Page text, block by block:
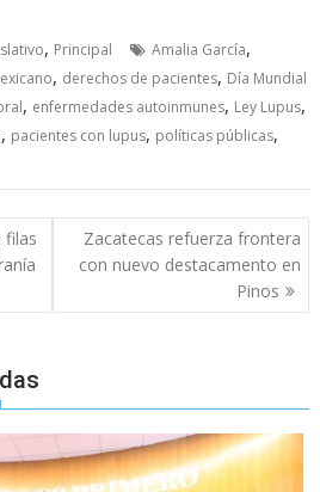
, Principal Amalia García,
, derechos de pacientes, Día Mundial
, enfermedades autoinmunes, Ley Lupus,
, pacientes con lupus, políticas públicas,
filas
Zacatecas refuerza frontera
con nuevo destacamento en
Pinos